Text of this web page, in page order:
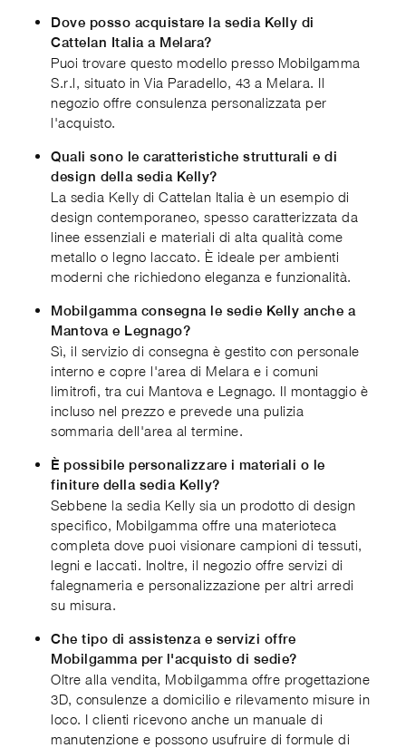
Dove posso acquistare la sedia Kelly di
Cattelan Italia a Melara?
Puoi trovare questo modello presso Mobilgamma
S.r.l, situato in Via Paradello, 43 a Melara. Il
negozio offre consulenza personalizzata per
l'acquisto.
Quali sono le caratteristiche strutturali e di
design della sedia Kelly?
La sedia Kelly di Cattelan Italia è un esempio di
design contemporaneo, spesso caratterizzata da
linee essenziali e materiali di alta qualità come
metallo o legno laccato. È ideale per ambienti
moderni che richiedono eleganza e funzionalità.
Mobilgamma consegna le sedie Kelly anche a
Mantova e Legnago?
Sì, il servizio di consegna è gestito con personale
interno e copre l'area di Melara e i comuni
limitrofi, tra cui Mantova e Legnago. Il montaggio è
incluso nel prezzo e prevede una pulizia
sommaria dell'area al termine.
È possibile personalizzare i materiali o le
finiture della sedia Kelly?
Sebbene la sedia Kelly sia un prodotto di design
specifico, Mobilgamma offre una materioteca
completa dove puoi visionare campioni di tessuti,
legni e laccati. Inoltre, il negozio offre servizi di
falegnameria e personalizzazione per altri arredi
su misura.
Che tipo di assistenza e servizi offre
Mobilgamma per l'acquisto di sedie?
Oltre alla vendita, Mobilgamma offre progettazione
3D, consulenze a domicilio e rilevamento misure in
loco. I clienti ricevono anche un manuale di
manutenzione e possono usufruire di formule di